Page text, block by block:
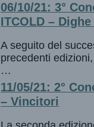
06/10/21: 3°
ITCOLD –
A seguito del
precedenti
…
11/05/21: 2°
– Vincitori